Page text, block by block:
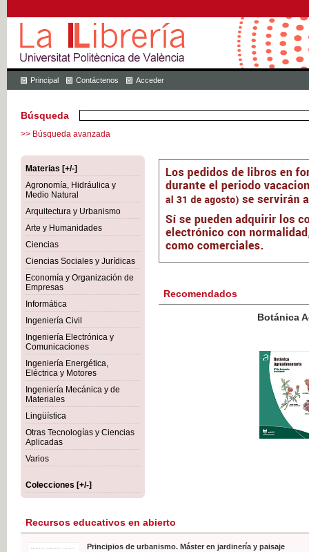
Principal Contáctenos Acceder
Búsqueda
>> Búsqueda avanzada
Materias [+/-]
Agronomía, Hidráulica y
Medio Natural
Arquitectura y Urbanismo
Arte y Humanidades
Ciencias
Ciencias Sociales y Jurídicas
Economía y Organización de
Empresas
Informática
Ingeniería Civil
Ingeniería Electrónica y
Comunicaciones
Ingeniería Energética,
Eléctrica y Motores
Ingeniería Mecánica y de
Materiales
Lingüística
Otras Tecnologías y Ciencias
Aplicadas
Varios
Colecciones [+/-]
Recomendados
Botánica Agroalimentaria
IVA
Recursos educativos en abierto
Principios de urbanismo. Máster en jardinería y paisaje